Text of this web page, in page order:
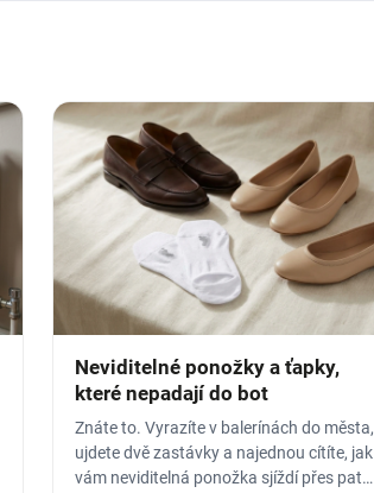
Neviditelné ponožky a ťapky,
které nepadají do bot
Znáte to. Vyrazíte v balerínách do města,
ujdete dvě zastávky a najednou cítíte, jak
vám neviditelná ponožka sjíždí přes patu